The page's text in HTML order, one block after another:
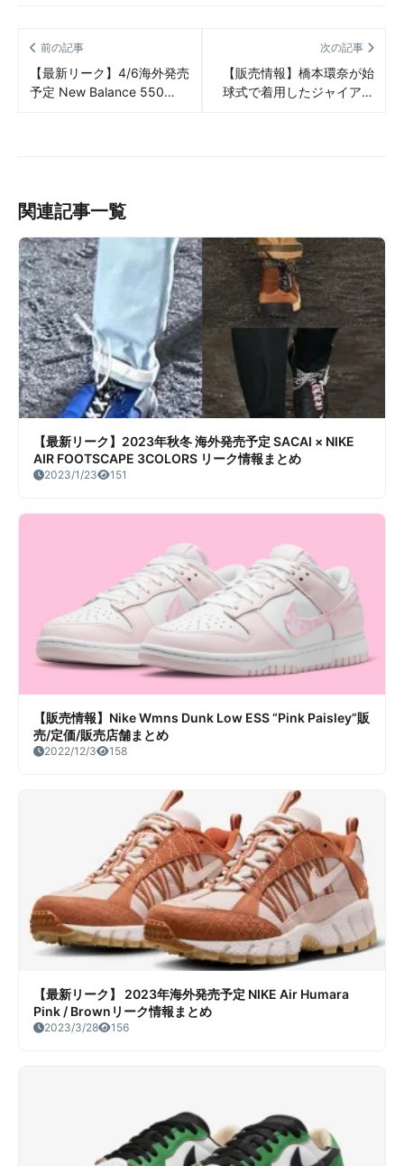
前の記事
【最新リーク】4/6海外発売
予定 New Balance 550
次の記事
【販売情報】橋本環奈が始
球式で着用したジャイアン
関連記事一覧
【最新リーク】2023年秋冬 海外発売予定 SACAI × NIKE
AIR FOOTSCAPE 3COLORS リーク情報まとめ
2023/1/23 151
【販売情報】Nike Wmns Dunk Low ESS “Pink Paisley”販
売/定価/販売店舗まとめ
2022/12/3 158
【最新リーク】 2023年海外発売予定 NIKE Air Humara
Pink / Brownリーク情報まとめ
2023/3/28 156